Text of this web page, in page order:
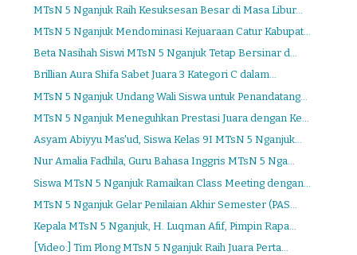
MTsN 5 Nganjuk Raih Kesuksesan Besar di Masa Libur...
MTsN 5 Nganjuk Mendominasi Kejuaraan Catur Kabupat...
Beta Nasihah Siswi MTsN 5 Nganjuk Tetap Bersinar d...
Brillian Aura Shifa Sabet Juara 3 Kategori C dalam...
MTsN 5 Nganjuk Undang Wali Siswa untuk Penandatang...
MTsN 5 Nganjuk Meneguhkan Prestasi Juara dengan Ke...
Asyam Abiyyu Mas'ud, Siswa Kelas 9I MTsN 5 Nganjuk...
Nur Amalia Fadhila, Guru Bahasa Inggris MTsN 5 Nga...
Siswa MTsN 5 Nganjuk Ramaikan Class Meeting dengan...
MTsN 5 Nganjuk Gelar Penilaian Akhir Semester (PAS...
Kepala MTsN 5 Nganjuk, H. Luqman Afif, Pimpin Rapa...
[Video:] Tim Plong MTsN 5 Nganjuk Raih Juara Perta...